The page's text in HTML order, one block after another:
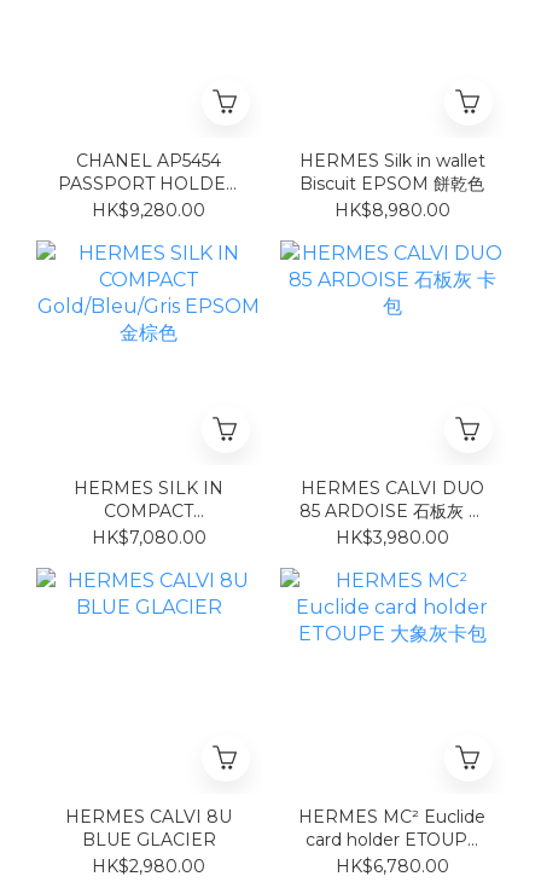
CHANEL AP5454
PASSPORT HOLDER
BLACK
HK$9,280.00
HERMES Silk in wallet
Biscuit EPSOM 餅乾色
HK$8,980.00
HERMES SILK IN
COMPACT
Gold/Bleu/Gris
HK$7,080.00
HERMES CALVI DUO
85 ARDOISE 石板灰 卡
包
HK$3,980.00
HERMES CALVI 8U
BLUE GLACIER
HK$2,980.00
HERMES MC² Euclide
card holder ETOUPE
大象灰卡包
HK$6,780.00